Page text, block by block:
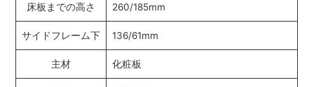
床板までの高さ 260/185mm
サイドフレーム下 136/61mm
主材 化粧板